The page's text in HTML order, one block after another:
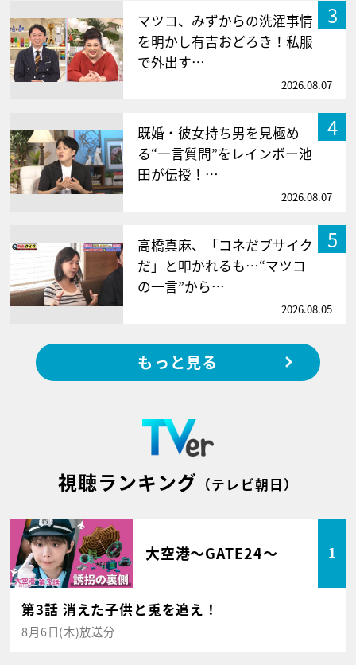
3
マツコ、みずからの洗濯事情
を明かし有吉おどろき！私服
で外出す…
2026.08.07
4
既婚・彼女持ち男を見極め
る“一言質問”をレインボー池
田が伝授！…
2026.08.07
5
高橋真麻、「コネだブサイク
だ」と叩かれるも…“マツコ
の一言”から…
2026.08.05
もっと見る
視聴ランキング （テレビ朝日）
大空港～GATE24～ 1
第3話 消えた子供と兎を追え！
8月6日(木)放送分